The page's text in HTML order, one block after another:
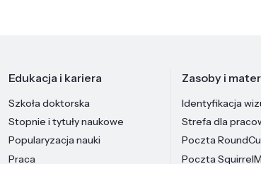
Edukacja i kariera
Szkoła doktorska
Stopnie i tytuły naukowe
Popularyzacja nauki
Praca
Zasoby i
Identyfikacja
Strefa dla
Poczta
Poczta